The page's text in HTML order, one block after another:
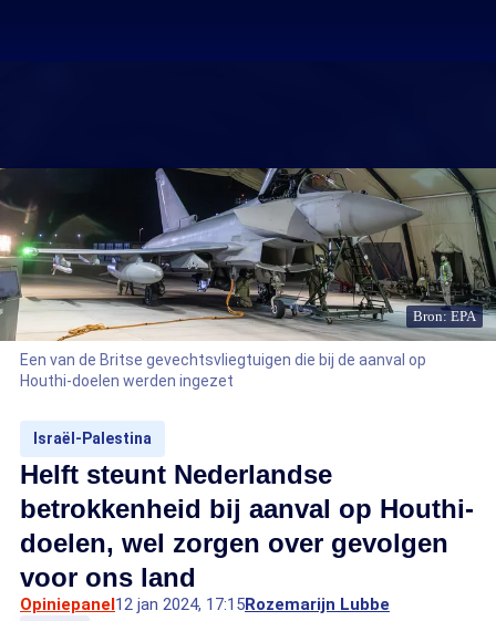
Bron: EPA
Een van de Britse gevechtsvliegtuigen die bij de aanval op
Houthi-doelen werden ingezet
Israël-Palestina
Helft steunt Nederlandse
betrokkenheid bij aanval op Houthi-
doelen, wel zorgen over gevolgen
voor ons land
Opiniepanel12 jan 2024, 17:15Rozemarijn Lubbe